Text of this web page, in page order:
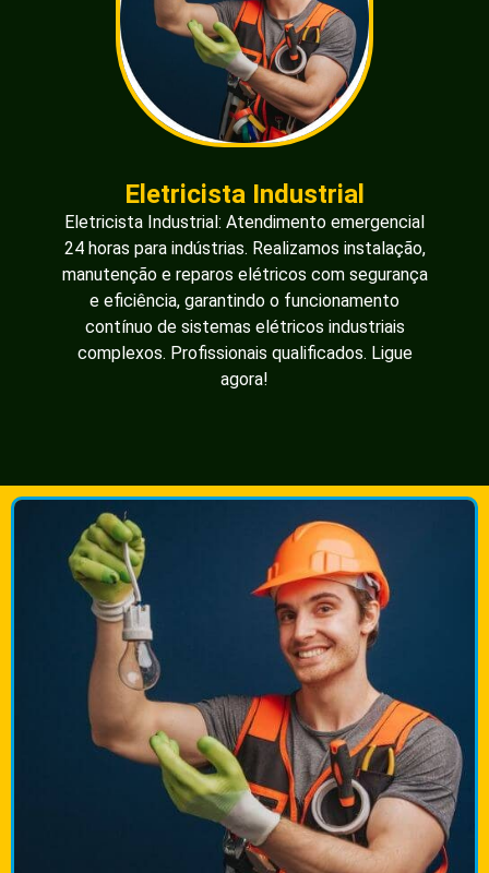
Eletricista Industrial
Eletricista Industrial: Atendimento emergencial
24 horas para indústrias. Realizamos instalação,
manutenção e reparos elétricos com segurança
e eficiência, garantindo o funcionamento
contínuo de sistemas elétricos industriais
complexos. Profissionais qualificados. Ligue
agora!